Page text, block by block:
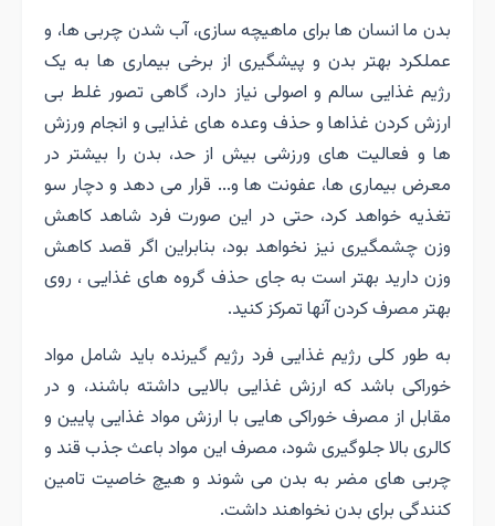
بدن ما انسان ها برای ماهیچه سازی، آب شدن چربی ها، و
عملکرد بهتر بدن و پیشگیری از برخی بیماری ها به یک
رژیم غذایی سالم و اصولی نیاز دارد، گاهی تصور غلط بی
ارزش کردن غذاها و‌ حذف وعده های غذایی و انجام ورزش
ها و فعالیت های ورزشی بیش از حد، بدن را بیشتر در
معرض بیماری ها، عفونت ها و... قرار می دهد و دچار سو
تغذیه خواهد کرد، حتی در این صورت فرد شاهد کاهش
وزن چشمگیری نیز نخواهد بود، بنابراین اگر قصد کاهش
وزن دارید بهتر است به جای حذف گروه های غذایی ، روی
بهتر مصرف کردن آنها تمرکز کنید.
به طور کلی رژیم غذایی فرد رژیم گیرنده باید شامل مواد
خوراکی باشد که ارزش غذایی بالایی داشته باشند، و‌ در
مقابل از مصرف خوراکی هایی با ارزش مواد غذایی پایین و
کالری بالا جلوگیری شود، مصرف این مواد باعث جذب قند و
چربی های مضر به بدن می شوند و هیچ خاصیت تامین
کنندگی برای بدن نخواهند داشت.